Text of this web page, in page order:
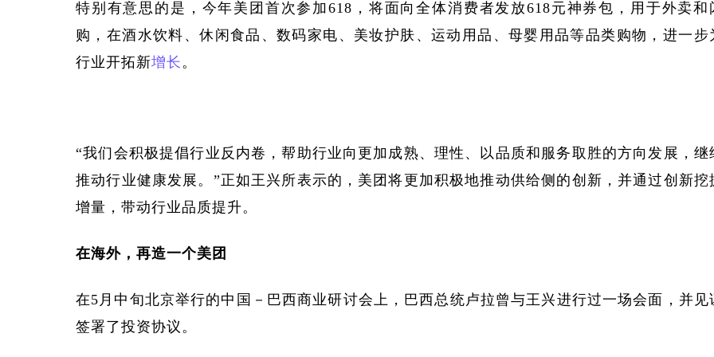
特别有意思的是，今年美团首次参加618，将面向全体消费者发放618元神券包，用于外卖和
购，在酒水饮料、休闲食品、数码家电、美妆护肤、运动用品、母婴用品等品类购物，进一步
行业开拓新增长 。
“我们会积极提倡行业反内卷，帮助行业向更加成熟、理性、以品质和服务取胜的方向发展，继
推动行业健康发展。”正如王兴所表示的，美团将更加积极地推动供给侧的创新，并通过创新挖
增量，带动行业品质提升。
在海外，再造一个美团
在5月中旬北京举行的中国－巴西商业研讨会上，巴西总统卢拉曾与王兴进行过一场会面，并见
签署了投资协议。